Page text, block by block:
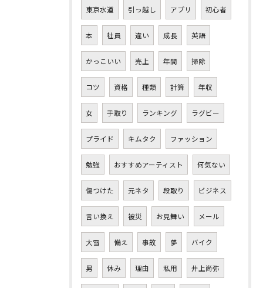
東京水道 引っ越し アプリ 初心者
本 社員 違い 成長 英語
かっこいい 売上 年間 掃除
コツ 資格 種類 計算 年収
女 手取り ランキング ラグビー
プライド キムタク ファッション
勉強 おすすめアーティスト 何気ない
傷つけた 元ネタ 段取り ビジネス
言い換え 被災 お見舞い メール
大雪 備え 事故 夢 バイク
男 休み 理由 私用 井上尚弥